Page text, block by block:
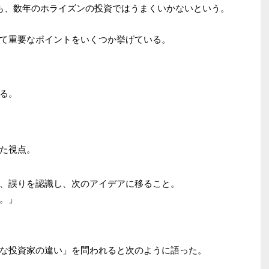
数年のホライズンの投資ではうまくいかないという。
重要なポイントをいくつか挙げている。
。
視点。
誤りを認識し、次のアイデアに移ること。
」
投資家の違い」を問われると次のように語った。